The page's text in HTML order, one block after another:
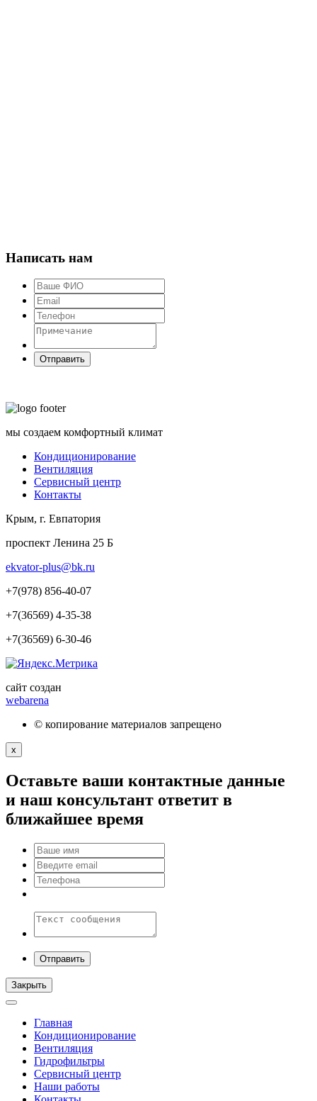
Написать нам
мы создаем комфортный климат
Кондиционирование
Вентиляция
Сервисный центр
Контакты
Крым, г. Евпатория
проспект Ленина 25 Б
ekvator-plus@bk.ru
+7(978) 856-40-07
+7(36569) 4-35-38
+7(36569) 6-30-46
сайт создан
webarena
© копирование материалов запрещено
x
Оставьте ваши контактные данные
и наш консультант ответит в
ближайшее время
Закрыть
Главная
Кондиционирование
Вентиляция
Гидрофильтры
Сервисный центр
Наши работы